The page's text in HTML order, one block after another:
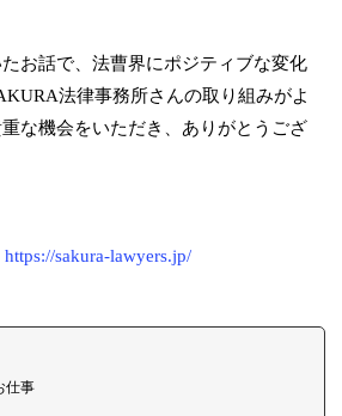
お話で、法曹界にポジティブな変化
法律事務所さんの取り組みがよ
な機会をいただき、ありがとうござ
https://sakura-lawyers.jp/
仕事